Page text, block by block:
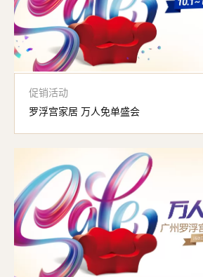
促销活动
罗浮宫家居 万人免单盛会